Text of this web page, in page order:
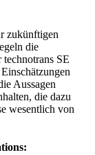
zukünftigen
die
SE
Aussagen
die dazu
wesentlich von